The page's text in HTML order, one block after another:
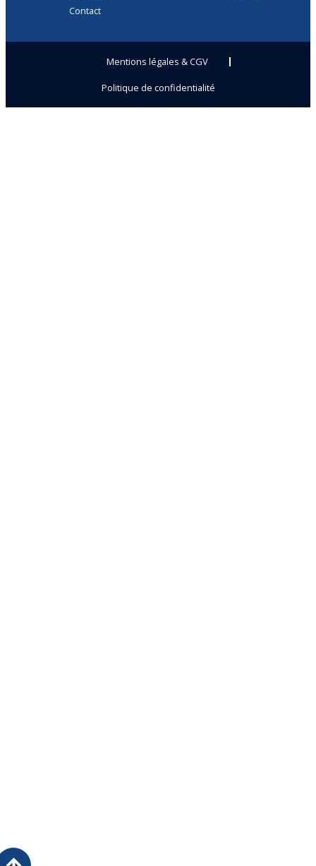
Contact
Mentions légales & CGV
Politique de confidentialité